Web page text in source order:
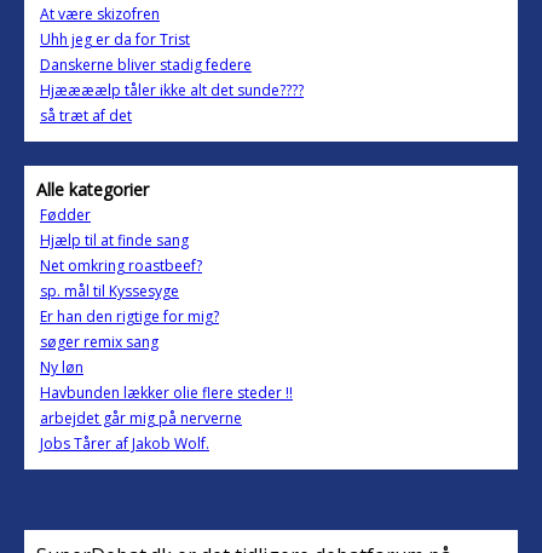
At være skizofren
Uhh jeg er da for Trist
Danskerne bliver stadig federe
Hjæææælp tåler ikke alt det sunde????
så træt af det
Alle kategorier
Fødder
Hjælp til at finde sang
Net omkring roastbeef?
sp. mål til Kyssesyge
Er han den rigtige for mig?
søger remix sang
Ny løn
Havbunden lækker olie flere steder !!
arbejdet går mig på nerverne
Jobs Tårer af Jakob Wolf.